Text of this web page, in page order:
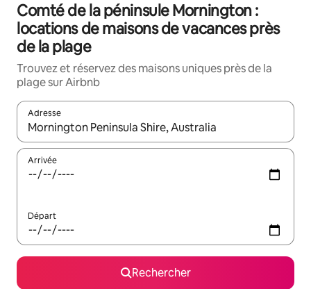
Comté de la péninsule Mornington :
locations de maisons de vacances près
de la plage
Trouvez et réservez des maisons uniques près de la
plage sur Airbnb
Adresse
Lorsque les résultats s'affichent, utilisez les flèches vers le
Arrivée
Départ
Rechercher